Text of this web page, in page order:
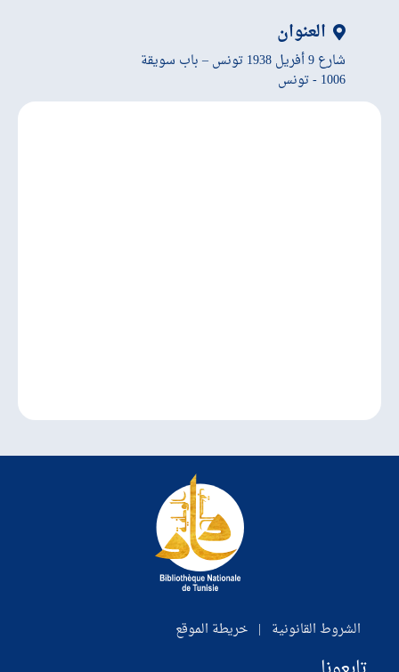
العنوان
شارع 9 أفريل 1938 تونس – باب سويقة
1006 - تونس
الشروط القانونية | خريطة الموقع